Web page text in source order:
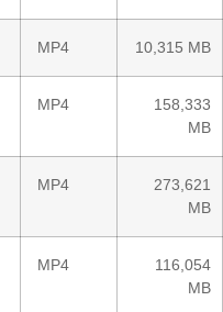
MP4 10,315 MB
MP4
158,333
MB
MP4
273,621
MB
MP4
116,054
MB